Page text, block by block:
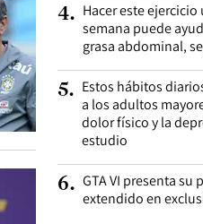
4. Hacer este ejercicio
semana puede
grasa abdominal,
5. Estos hábitos
a los adultos
dolor físico y la
estudio
6. GTA VI presenta su
extendido en